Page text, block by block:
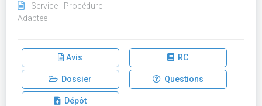
Service - Procédure
Adaptée
Avis RC
Dossier Questions
Dépôt